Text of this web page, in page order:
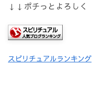
↓↓ポチっとよろしく
スピリチュアルランキング